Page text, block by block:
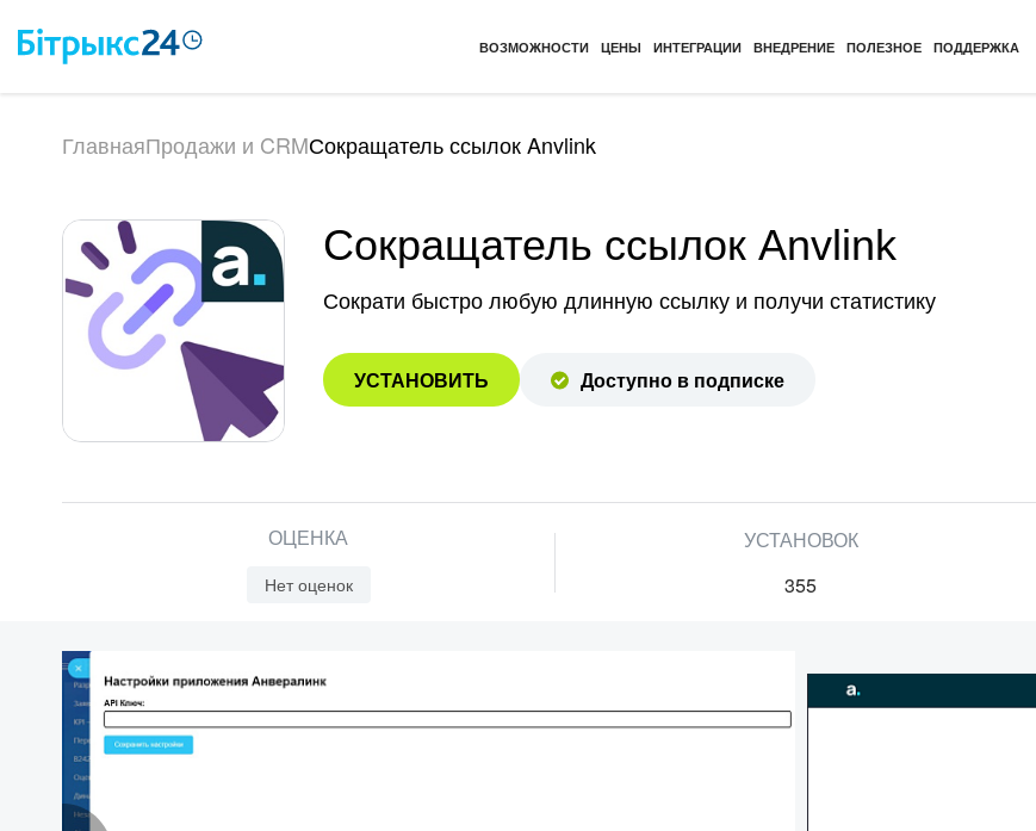
ВОЗМОЖНОСТИ ЦЕНЫ ИНТЕГРАЦИИ ВНЕДРЕНИЕ ПОЛЕЗНОЕ ПОДДЕРЖКА
ГлавнаяПродажи и CRMСокращатель ссылок Anvlink
Сокращатель ссылок Anvlink
Сократи быстро любую длинную ссылку и получи статистику
УСТАНОВИТЬ Доступно в подписке
ОЦЕНКА
Нет оценок
УСТАНОВОК
355